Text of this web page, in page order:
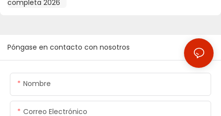
Póngase en contacto con nosotros
Nombre
Correo Electrónico